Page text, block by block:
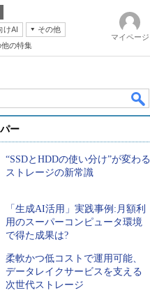
けAI
その他
他の特集
マイページ
ー
“SSDとHDDの使い分け”が変わる
ストレージの新常識
「生成AI活用」実践事例:月額利
用のスーパーコンピュータ環境
で得た成果は?
柔軟かつ低コストで運用可能、
データレイクサービスを支える
次世代ストレージ